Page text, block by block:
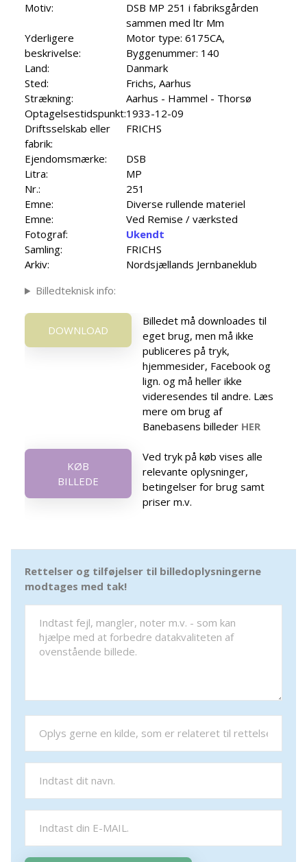
Motiv:
DSB MP 251 i fabriksgården
sammen med ltr Mm
Yderligere
beskrivelse:
Motor type: 6175CA,
Byggenummer: 140
Land:
Danmark
Sted:
Frichs, Aarhus
Strækning:
Aarhus - Hammel - Thorsø
Optagelsestidspunkt:1933-12-09
Driftsselskab eller
fabrik:
FRICHS
Ejendomsmærke:
DSB
Litra:
MP
Nr.:
251
Emne:
Diverse rullende materiel
Emne:
Ved Remise / værksted
Fotograf:
Ukendt
Samling:
FRICHS
Arkiv:
Nordsjællands Jernbaneklub
Billedteknisk info:
DOWNLOAD
Billedet må downloades til
eget brug, men må ikke
publiceres på tryk,
hjemmesider, Facebook og
lign. og må heller ikke
videresendes til andre. Læs
mere om brug af
Banebasens billeder HER
KØB
BILLEDE
Ved tryk på køb vises alle
relevante oplysninger,
betingelser for brug samt
priser m.v.
Rettelser og tilføjelser til billedoplysningerne
modtages med tak!